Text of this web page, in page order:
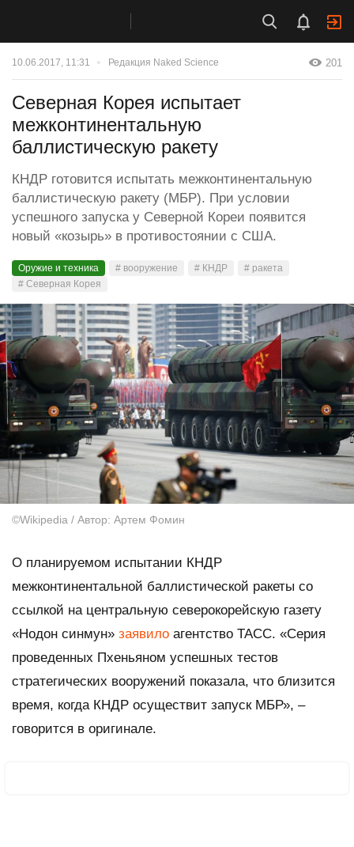
10.06.2017, 11:31 Редакция Naked Science 201
Северная Корея испытает
межконтинентальную
баллистическую ракету
КНДР готовится испытать межконтинентальную
баллистическую ракету (МБР). При условии
успешного запуска у Северной Кореи появится
новый «козырь» в противостоянии с США.
Оружие и техника # вооружение # КНДР
# ракета
# Северная Корея
©Wikipedia / Автор: Артем Фомин
О планируемом испытании КНДР
межконтинентальной баллистической ракеты со
ссылкой на центральную северокорейскую газету
«Нодон синмун» заявило агентство ТАСС. «Серия
проведенных Пхеньяном успешных тестов
стратегических вооружений показала, что близится
время, когда КНДР осуществит запуск МБР», –
говорится в оригинале.